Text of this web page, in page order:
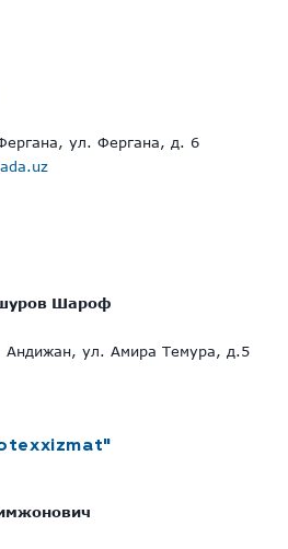
ул. Фергана, д. 6
Шароф
Андижан, ул. Амира Темура, д.5